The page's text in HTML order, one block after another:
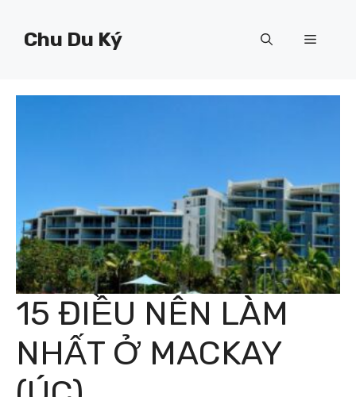
Chu Du Ký Menu
15 ĐIỀU NÊN LÀM
NHẤT Ở MACKAY